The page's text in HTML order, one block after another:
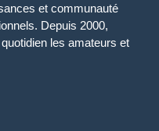
et communauté
Depuis 2000,
les amateurs et